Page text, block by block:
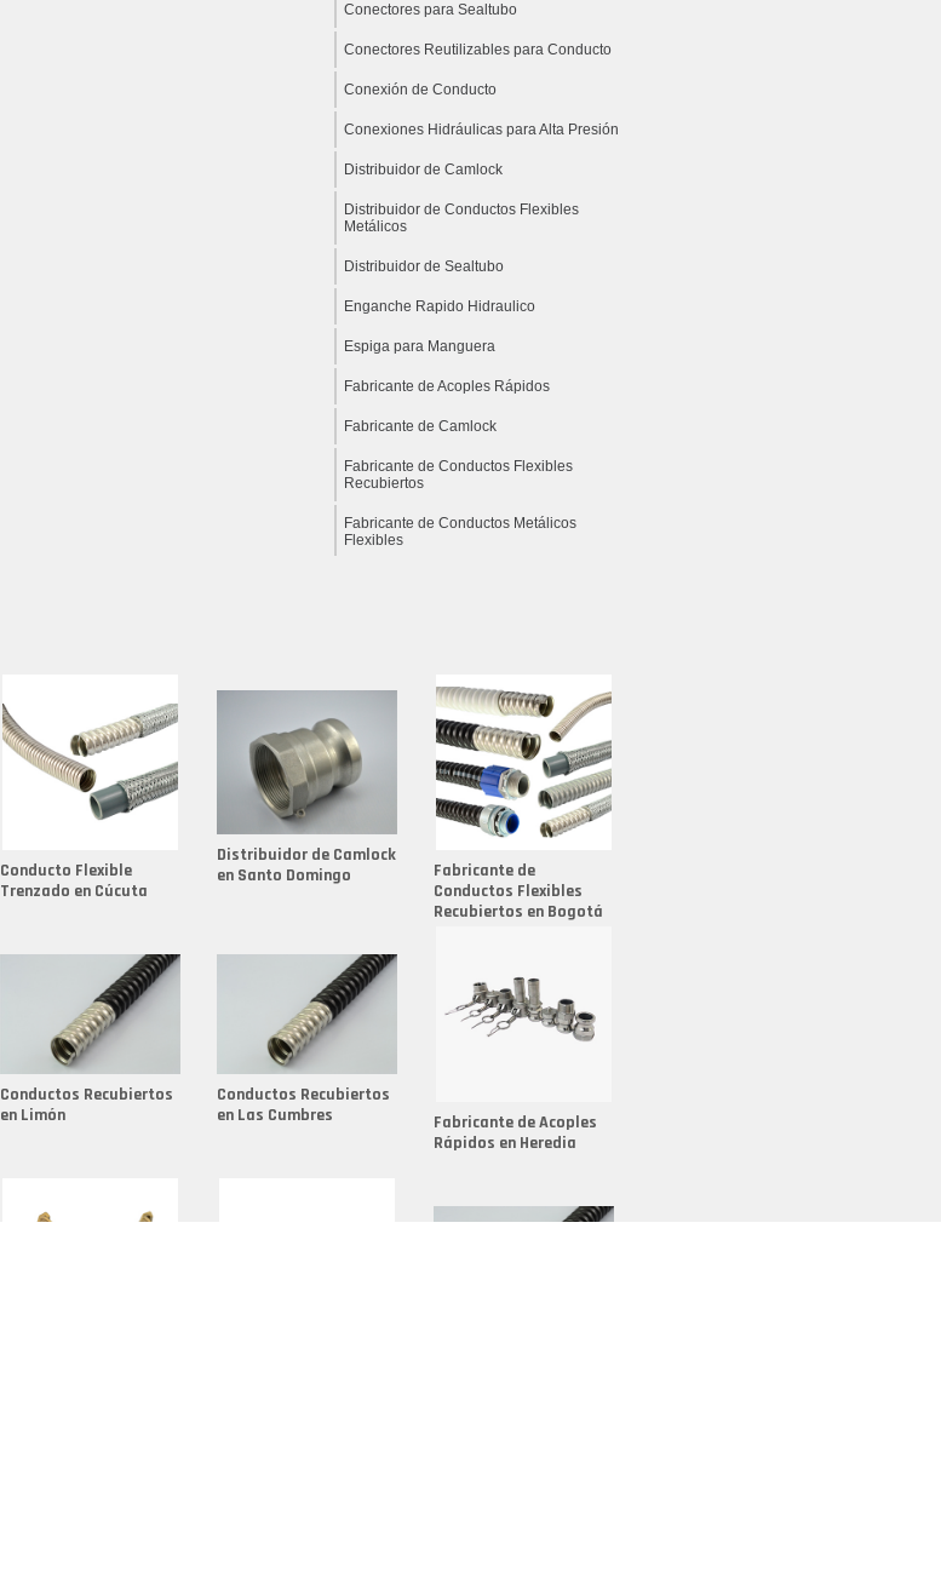
Conectores para Sealtubo
Conectores Reutilizables para Conducto
Conexión de Conducto
Conexiones Hidráulicas para Alta Presión
Distribuidor de Camlock
Distribuidor de Conductos Flexibles
Metálicos
Distribuidor de Sealtubo
Enganche Rapido Hidraulico
Espiga para Manguera
Fabricante de Acoples Rápidos
Fabricante de Camlock
Fabricante de Conductos Flexibles
Recubiertos
Fabricante de Conductos Metálicos
Flexibles
Fabricante de Kopex Flexible
Fabricante de Molde para Fundición
Fabricante de Racores
Fabricante de Racores en Aluminio
Fabricante de Racores en Latón
Fabricante de Racores Hidráulicos
Fabricante de Sealtubo 1/2
Fabricante de Sealtubo 3/4
Fundición de Latón
Fundición de Metales No Ferrosos
Herramentaria en Fundición
Conducto Flexible
Trenzado en Cúcuta
Distribuidor de Camlock
en Santo Domingo
Fabricante de
Conductos Flexibles
Recubiertos en Bogotá
Conductos Recubiertos
en Limón
Conductos Recubiertos
en Las Cumbres
Fabricante de Acoples
Rápidos en Heredia